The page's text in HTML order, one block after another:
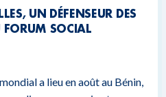
UN DÉFENSEUR DES
FORUM SOCIAL
a lieu en août au Bénin,